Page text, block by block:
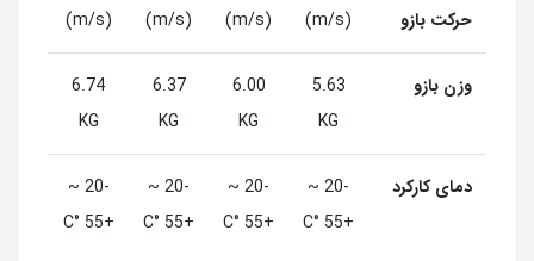
حرکت بازو
(m/s)
(m/s)
(m/s)
(m/s)
وزن بازو
5.63
KG
6.00
KG
6.37
KG
6.74
KG
دمای کارکرد
-20 ~
+55 °C
-20 ~
+55 °C
-20 ~
+55 °C
-20 ~
+55 °C